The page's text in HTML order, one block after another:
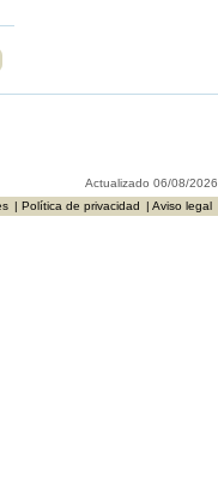
Actualizado 06/08/2026
| Aviso legal
| Política de privacidad